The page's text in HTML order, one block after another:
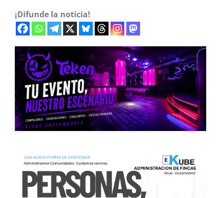
¡Difunde la noticia!